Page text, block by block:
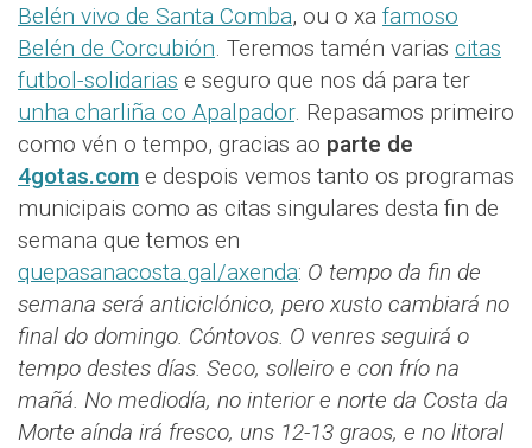
Belén vivo de Santa Comba, ou o xa famoso
Belén de Corcubión. Teremos tamén varias citas
futbol-solidarias e seguro que nos dá para ter
unha charliña co Apalpador. Repasamos primeiro
como vén o tempo, gracias ao parte de
4gotas.com e despois vemos tanto os programas
municipais como as citas singulares desta fin de
semana que temos en
quepasanacosta.gal/axenda: O tempo da fin de
semana será anticiclónico, pero xusto cambiará no
final do domingo. Cóntovos. O venres seguirá o
tempo destes días. Seco, solleiro e con frío na
mañá. No mediodía, no interior e norte da Costa da
Morte aínda irá fresco, uns 12-13 graos, e no litoral